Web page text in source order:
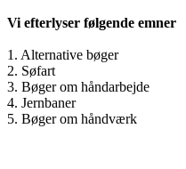
Vi efterlyser følgende emner
1. Alternative bøger
2. Søfart
3. Bøger om håndarbejde
4. Jernbaner
5. Bøger om håndværk